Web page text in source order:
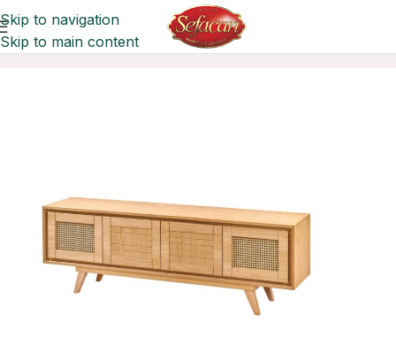
Skip to navigation
Skip to main content
Ana Sayfa TV Sehpaları